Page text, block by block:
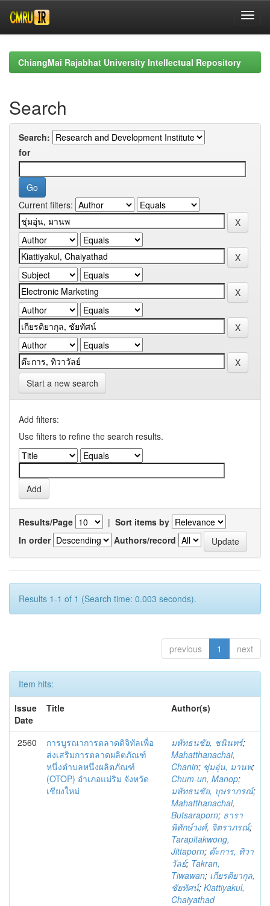
navigationChiangMai Rajabhat University Intellectual Repository
Search
Search:
for
Current filters:
Start a new search
Add filters:
Use filters to refine the search results.
Results/Page | Sort items by
In order
Authors/record
Results 1-1 of 1 (Search time: 0.003 seconds).
previous 1 next
Item hits:
Issue
Date
Title Author(s)
2560
การบูรณาการตลาดดิจิทัลเพื่อ
ส่งเสริมการตลาดผลิตภัณฑ์
หนึ่งตำบลหนึ่งผลิตภัณฑ์
(OTOP) อำเภอแม่ริม จังหวัด
เชียงใหม่
มหัทธนชัย, ชนินทร์;
Mahatthanachai,
Chanin; ชุ่มอุ่น, มานพ;
Chum-un, Manop;
มหัทธนชัย, บุษราภรณ์;
Mahatthanachai,
Butsaraporn; ธารา
พิทักษ์วงศ์, จิตราภรณ์;
Tarapitakwong,
Jittaporn; ต๊ะการ, ทิวา
วัลย์; Takran,
Tiwawan; เกียรติยากุล,
ชัยทัศน์; Kiattiyakul,
Chaiyathad